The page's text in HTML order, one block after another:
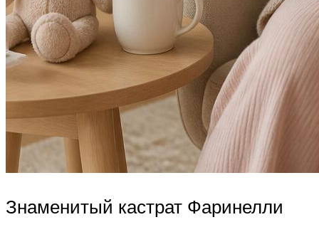
Знаменитый кастрат Фаринелли